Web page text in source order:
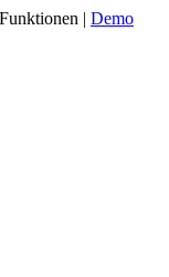
| Demo